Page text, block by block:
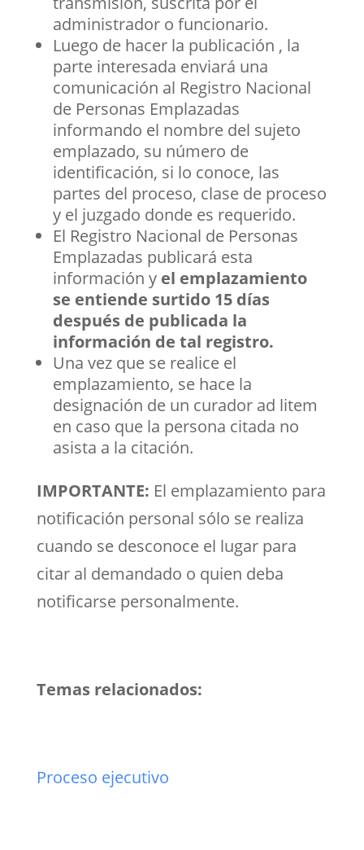
administrador o funcionario.
Luego de hacer la publicación , la
parte interesada enviará una
comunicación al Registro Nacional
de Personas Emplazadas
informando el nombre del sujeto
emplazado, su número de
identificación, si lo conoce, las
partes del proceso, clase de proceso
y el juzgado donde es requerido.
El Registro Nacional de Personas
Emplazadas publicará esta
información y el emplazamiento
se entiende surtido 15 días
después de publicada la
información de tal registro.
Una vez que se realice el
emplazamiento, se hace la
designación de un curador ad litem
en caso que la persona citada no
asista a la citación.
IMPORTANTE: El emplazamiento para
notificación personal sólo se realiza
cuando se desconoce el lugar para
citar al demandado o quien deba
notificarse personalmente.
Temas relacionados:
Proceso ejecutivo